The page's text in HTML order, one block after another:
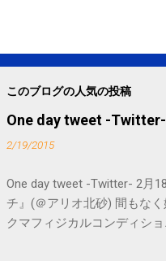
このブログの人気の投稿
One day tweet -Twitter-
2/19/2015
One day tweet -Twitter- 2月
チ』(＠アリオ北砂) 間もな
クマフィジカルコンディシ